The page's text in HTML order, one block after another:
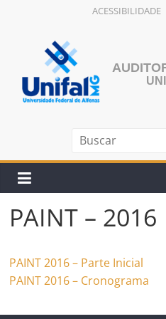
ACESSIBILIDADE
conteúdo
PAINT – 2016
PAINT 2016 – Parte Inicial
PAINT 2016 – Cronograma